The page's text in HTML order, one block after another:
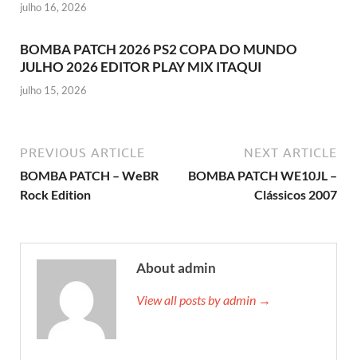
julho 16, 2026
BOMBA PATCH 2026 PS2 COPA DO MUNDO
JULHO 2026 EDITOR PLAY MIX ITAQUI
julho 15, 2026
PREVIOUS ARTICLE
BOMBA PATCH – WeBR
Rock Edition
NEXT ARTICLE
BOMBA PATCH WE10JL –
Clássicos 2007
About admin
View all posts by admin →